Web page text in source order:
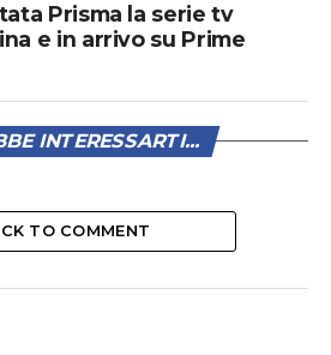
Prisma la serie tv
e in arrivo su Prime
INTERESSARTI...
TO COMMENT